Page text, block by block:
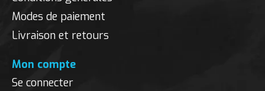
Modes de paiement
Livraison et retours
Mon compte
Se connecter